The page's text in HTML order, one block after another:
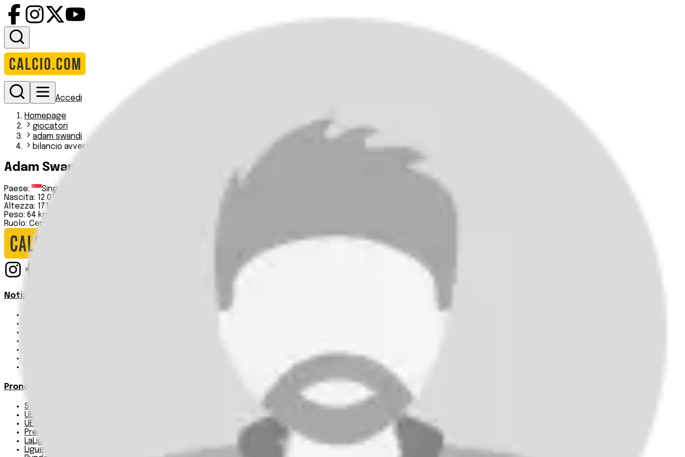
Accedi
Homepage
giocatori
adam swandi
bilancio avversario
Adam Swandi
Paese:
Singapore
Nascita: 12 01 1996
Altezza: 171 cm
Peso: 64 kg
Ruolo: Centrocampista
Notizie
Pronostici
Serie A
UEFA Champions League Teams
UEFA Europa League Teams
Premier League
LaLiga
Ligue 1